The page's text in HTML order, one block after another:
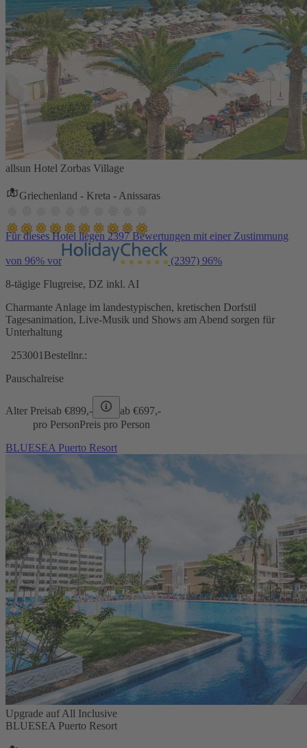
allsun Hotel Zorbas Village
Griechenland - Kreta - Anissaras
Für dieses Hotel liegen 2397 Bewertungen mit einer Zustimmung
von 96% vor (2397) 96%
8-tägige Flugreise, DZ inkl. AI
Charmante Anlage im landestypischen, kretischen Dorfstil
Tagesanimation, Live-Musik und Shows am Abend sorgen für
Unterhaltung
253001 Bestellnr.:
Pauschalreise
Alter Preisab €899,- ab €697,-
pro PersonPreis pro Person
BLUESEA Puerto Resort
Upgrade auf All Inclusive
BLUESEA Puerto Resort